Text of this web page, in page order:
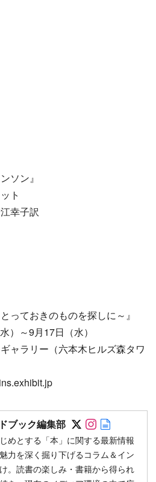
ソン』
ト
幸子訳
っておきのものを探しに～』
）～9月17日（水）
ャラリー（六本木ヒルズ森タワ
ブック編集部 Follow on
Follow on
めとする「本」に関する最新情報
力を深く掘り下げるコラム＆イン
。読書の楽しみ・書籍から得られ